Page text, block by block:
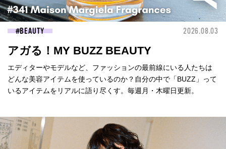
BEAUTY 2026.08.03
アガる！MY BUZZ BEAUTY
エディターやモデルなど、ファッションの最前線にいる人たちは
どんな美容アイテムを使っているのか？自分の中で「BUZZ」って
いるアイテムをリアルに語り尽くす。毎週月・木曜日更新。